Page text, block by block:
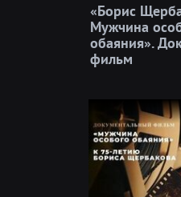
«Борис
Мужчина
обаяния».
фильм